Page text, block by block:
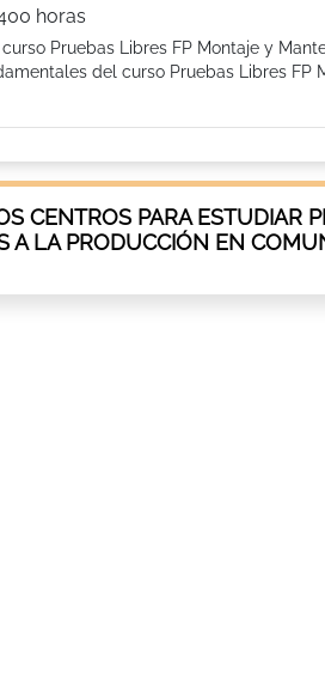
horas
Pruebas Libres FP Montaje y
del curso Pruebas Libres FP
CENTROS PARA ESTUDIAR
A LA PRODUCCIÓN EN